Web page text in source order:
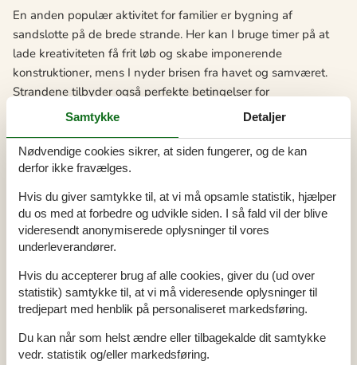
En anden populær aktivitet for familier er bygning af
sandslotte på de brede strande. Her kan I bruge timer på at
lade kreativiteten få frit løb og skabe imponerende
konstruktioner, mens I nyder brisen fra havet og samværet.
Strandene tilbyder også perfekte betingelser for
drageflyvning, hvor I kan se jeres farverige drager svæve højt
opløftende.
Afslutningsvis må I ikke glemme at tage på en guidet tur i
Sønderho, der er kåret som Danmarks smukkeste landsby
flere gange. Her kan I gå gennem de gamle stræder, se de
velbevarede stråtækte huse og lære om livet på Fanø
gennem tiderne. Dette er en fantastisk måde for jer at
tilbringe kvalitetstid sammen på, mens I opdager nye sider af
den danske kulturarv.
inden for ca. en times kørsel fra Nyby:
Samtykke Detaljer
Nødvendige cookies sikrer, at siden fungerer, og de kan
derfor ikke fravælges.
Hvis du giver samtykke til, at vi må opsamle statistik, hjælper
du os med at forbedre og udvikle siden. I så fald vil der blive
videresendt anonymiserede oplysninger til vores
underleverandører.
Hvis du accepterer brug af alle cookies, giver du (ud over
statistik) samtykke til, at vi må videresende oplysninger til
tredjepart med henblik på personaliseret markedsføring.
Du kan når som helst ændre eller tilbagekalde dit samtykke
vedr. statistik og/eller markedsføring.